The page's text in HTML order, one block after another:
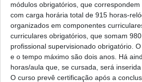
módulos obrigatórios, que
com carga horária total de 915 horas-
organizados em componentes
curriculares obrigatórios, que somam
profissional supervisionado obrigatório.
e o tempo máximo são dois anos. Há
horas/aula que, se cursada, será
O curso prevê certificação após a